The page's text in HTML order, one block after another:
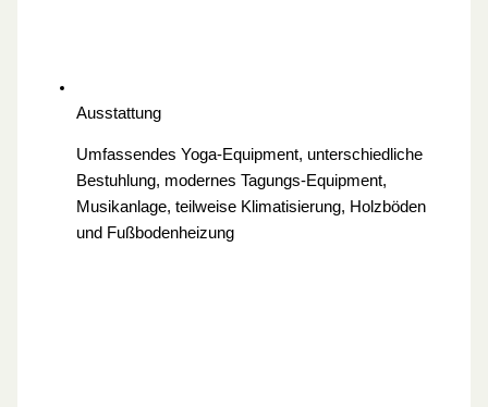
Ausstattung
Umfassendes Yoga-Equipment, unterschiedliche
Bestuhlung, modernes Tagungs-Equipment,
Musikanlage, teilweise Klimatisierung, Holzböden
und Fußbodenheizung